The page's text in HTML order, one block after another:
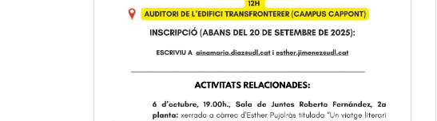
Año
Actual